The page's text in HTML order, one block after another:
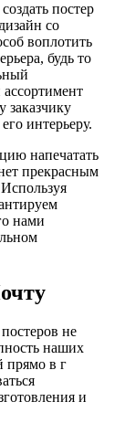
постер
со
воплотить
будь то
заказчику
интерьеру.
напечатать
прекрасным
нами
не
наших
прямо в г
и